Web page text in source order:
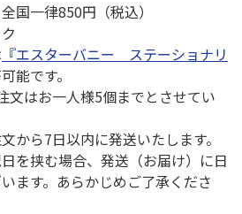
国一律850円（税込）
『エスターバニー ステーショナリ
能です。
はお一人様5個までとさせてい
から7日以内に発送いたします。
を挟む場合、発送（お届け）に日
ます。あらかじめご了承くださ